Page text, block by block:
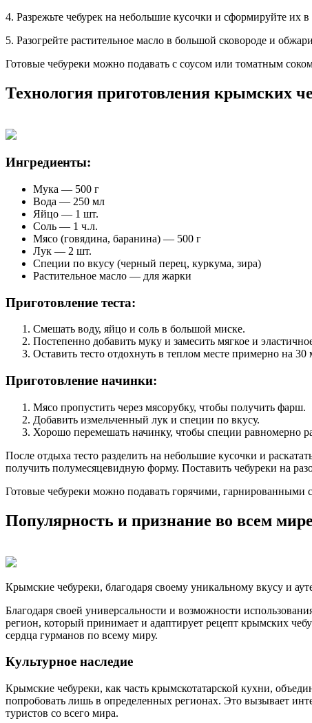
4. Разрежьте чебурек на небольшие кусочки и сформируйте их
5. Разогрейте растительное масло в большой сковороде и
Готовые чебуреки можно подавать с соусом или томатным
Технология приготовления крымских
Ингредиенты:
Мука — 500 г
Вода — 250 мл
Яйцо — 1 шт.
Соль — 1 ч.л.
Мясо (говядина, баранина) — 500 г
Лук — 2 шт.
Специи по вкусу (черный перец, куркума, зира)
Растительное масло — для жарки
Приготовление теста:
Смешать воду, яйцо и соль в большой миске.
Постепенно добавить муку и замесить мягкое и
Оставить тесто отдохнуть в теплом месте примерно на 30
Приготовление начинки:
Мясо пропустить через мясорубку, чтобы получить фарш.
Добавить измельченный лук и специи по вкусу.
Хорошо перемешать начинку, чтобы специи равномерно
После отдыха тесто разделить на небольшие кусочки и
получить полумесяцевидную форму. Поставить чебуреки на
Готовые чебуреки можно подавать горячими,
Популярность и признание во всем мире
Крымские чебуреки, благодаря своему уникальному вкусу и
Благодаря своей универсальности и возможности
регион, который принимает и адаптирует рецепт крымских
сердца гурманов по всему миру.
Культурное наследие
Крымские чебуреки, как часть крымскотатарской кухни,
попробовать лишь в определенных регионах. Это вызывает
туристов со всего мира.